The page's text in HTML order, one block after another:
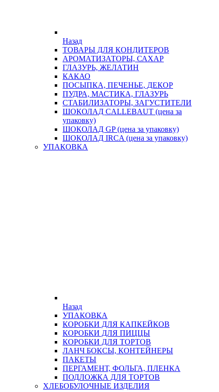
Назад
ТОВАРЫ ДЛЯ КОНДИТЕРОВ
АРОМАТИЗАТОРЫ, САХАР
ГЛАЗУРЬ, ЖЕЛАТИН
КАКАО
ПОСЫПКА, ПЕЧЕНЬЕ, ДЕКОР
ПУДРА, МАСТИКА, ГЛАЗУРЬ
СТАБИЛИЗАТОРЫ, ЗАГУСТИТЕЛИ
ШОКОЛАД CALLEBAUT (цена за
упаковку)
ШОКОЛАД GP (цена за упаковку)
ШОКОЛАД IRCA (цена за упаковку)
УПАКОВКА
Назад
УПАКОВКА
КОРОБКИ ДЛЯ КАПКЕЙКОВ
КОРОБКИ ДЛЯ ПИЦЦЫ
КОРОБКИ ДЛЯ ТОРТОВ
ЛАНЧ БОКСЫ, КОНТЕЙНЕРЫ
ПАКЕТЫ
ПЕРГАМЕНТ, ФОЛЬГА, ПЛЕНКА
ПОДЛОЖКА ДЛЯ ТОРТОВ
ХЛЕБОБУЛОЧНЫЕ ИЗДЕЛИЯ